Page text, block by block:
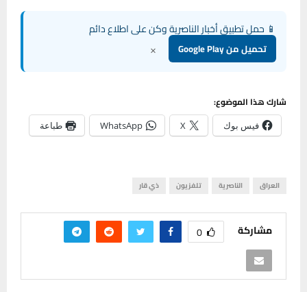
📱 حمل تطبيق أخبار الناصرية وكن على اطلاع دائم
تحميل من Google Play ×
شارك هذا الموضوع:
فيس بوك X
WhatsApp طباعة
العراق الناصرية تلفزيون ذي قار
مشاركة 0